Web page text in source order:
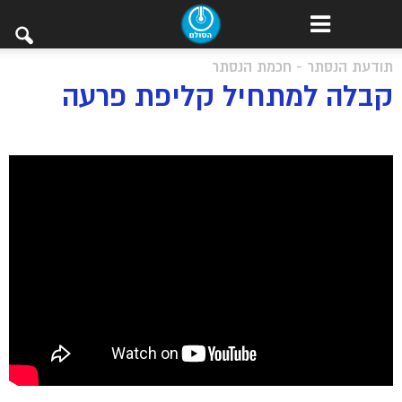
תודעת הנסתר - חכמת הנסתר
קבלה למתחיל קליפת פרעה